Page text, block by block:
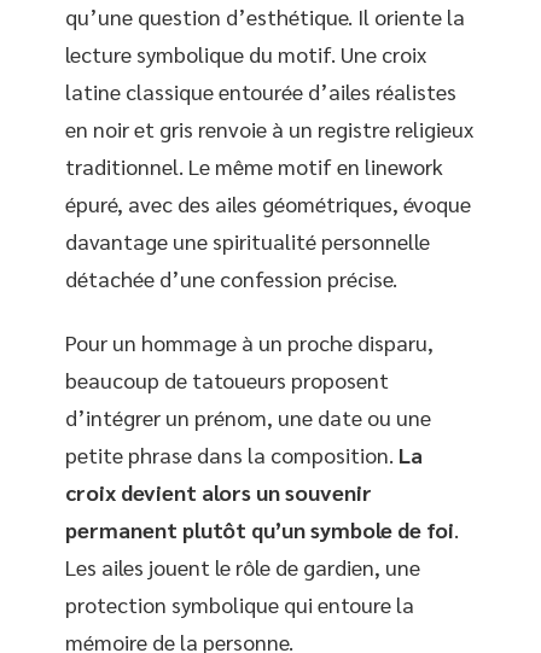
qu’une question d’esthétique. Il oriente la
lecture symbolique du motif. Une croix
latine classique entourée d’ailes réalistes
en noir et gris renvoie à un registre religieux
traditionnel. Le même motif en linework
épuré, avec des ailes géométriques, évoque
davantage une spiritualité personnelle
détachée d’une confession précise.
Pour un hommage à un proche disparu,
beaucoup de tatoueurs proposent
d’intégrer un prénom, une date ou une
petite phrase dans la composition. La
croix devient alors un souvenir
permanent plutôt qu’un symbole de foi.
Les ailes jouent le rôle de gardien, une
protection symbolique qui entoure la
mémoire de la personne.